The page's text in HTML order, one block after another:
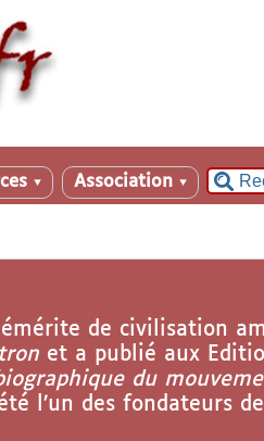
▼ Association ▼
de civilisation
et a publié aux
du
l’un des fondateurs